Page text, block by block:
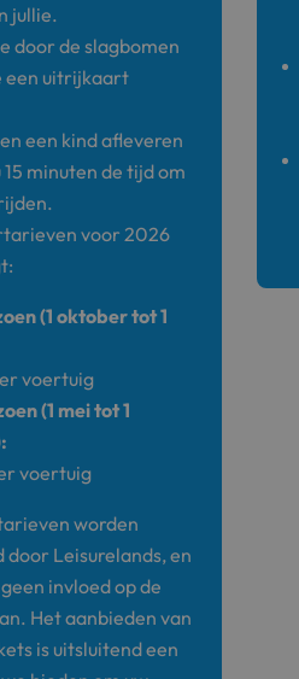
jullie.
door de slagbomen
een uitrijkaart
een kind afleveren
minuten de tijd om
voor 2026
(1 oktober tot 1
voertuig
(1 mei tot 1
voertuig
worden
door Leisurelands, en
invloed op de
Het aanbieden van
is uitsluitend een